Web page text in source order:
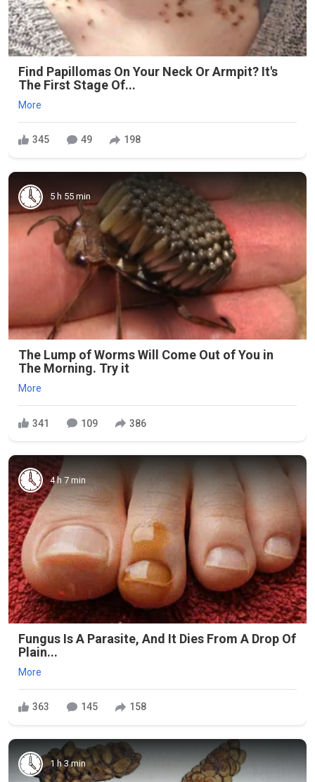
Find Papillomas On Your Neck Or Armpit? It's
The First Stage Of...
More
345 49 198
5 h 55 min
The Lump of Worms Will Come Out of You in
The Morning. Try it
More
341 109 386
4 h 7 min
Fungus Is A Parasite, And It Dies From A Drop Of
Plain...
More
363 145 158
1 h 3 min